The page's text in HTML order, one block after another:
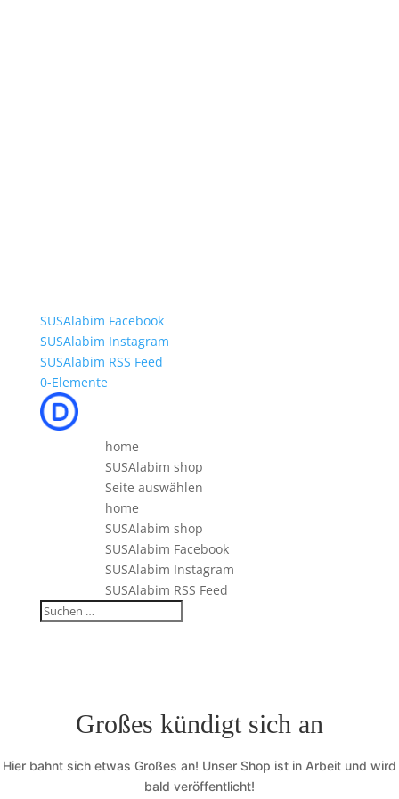
SUSAlabim Facebook
SUSAlabim Instagram
SUSAlabim RSS Feed
0-Elemente
home
SUSAlabim shop
Seite auswählen
home
SUSAlabim shop
SUSAlabim Facebook
SUSAlabim Instagram
SUSAlabim RSS Feed
Großes kündigt sich an
Hier bahnt sich etwas Großes an! Unser Shop ist in Arbeit und wird
bald veröffentlicht!